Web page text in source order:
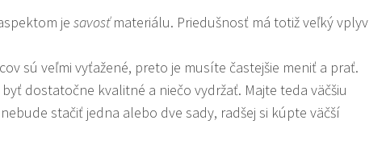
je savosťmateriálu. Priedušnosť má totiž veľký vplyv
sú veľmi vyťažené, preto je musíte častejšie meniť a prať.
dostatočne kvalitné a niečo vydržať. Majte teda väčšiu
stačiť jedna alebo dve sady, radšej si kúpte väčší